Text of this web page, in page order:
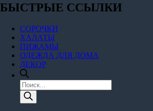
БЫСТРЫЕ ССЫЛКИ
СОРОЧКИ
ХАЛАТЫ
ПИЖАМЫ
ОДЕЖДА ДЛЯ ДОМА
ДЕКОР
Поиск
товаров